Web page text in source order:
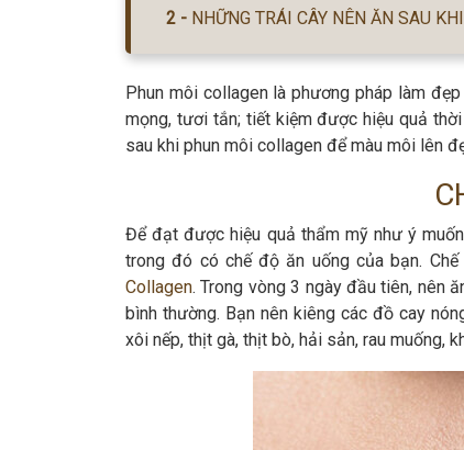
NHỮNG TRÁI CÂY NÊN ĂN SAU
Phun môi collagen là phương pháp làm
mọng, tươi tắn; tiết kiệm được hiệu quả
sau khi phun môi collagen để màu môi lên
Để đạt được hiệu quả thẩm mỹ như ý
trong đó có chế độ ăn uống của bạn.
Collagen. Trong vòng 3 ngày đầu tiên, nên
bình thường. Bạn nên kiêng các đồ cay
xôi nếp, thịt gà, thịt bò, hải sản, rau muống,